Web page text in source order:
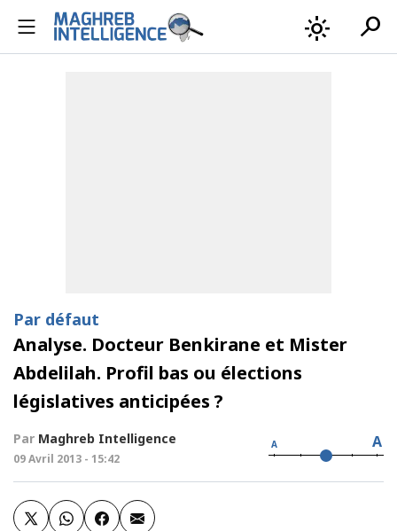
light_mode search
Par défaut
Analyse. Docteur Benkirane et Mister
Abdelilah. Profil bas ou élections
législatives anticipées ?
Par Maghreb Intelligence
09 Avril 2013 - 15:42
A A